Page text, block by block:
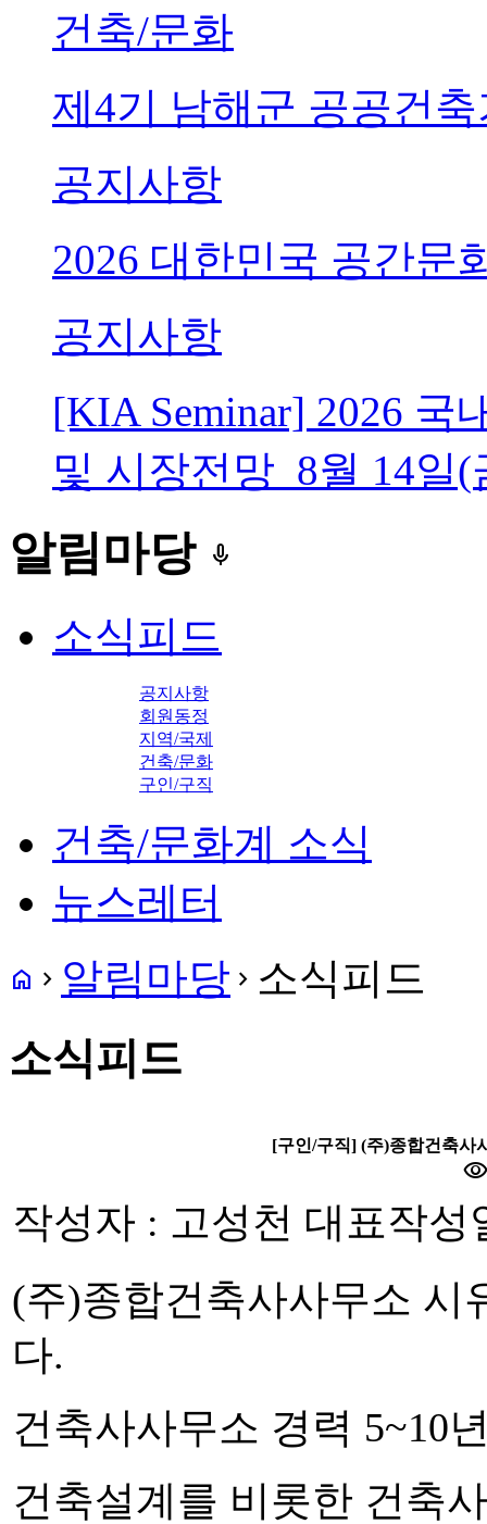
건축/문화
제4기 남해군 공공건
공지사항
2026 대한민국 공간문
공지사항
[KIA Seminar] 2026 국
및 시장전망_8월 14일(
알림마당 keyboard_voice
소식피드
공지사항
회원동정
지역/국제
건축/문화
구인/구직
건축/문화계 소식
뉴스레터
home navigate_next 알림마당 navigate_next 소식피드
소식피드
[구인/구직] (주)종합건축사
작성자 : 고성천 대표작성
(주)종합건축사사무소 시
다.
건축사사무소 경력 5~10
건축설계를 비롯한 건축